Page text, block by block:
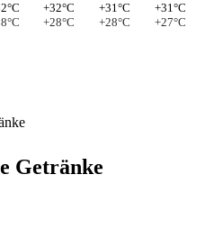
+32°C
+28°C
+31°C
+28°C
+31°C
+27°C
Getränke